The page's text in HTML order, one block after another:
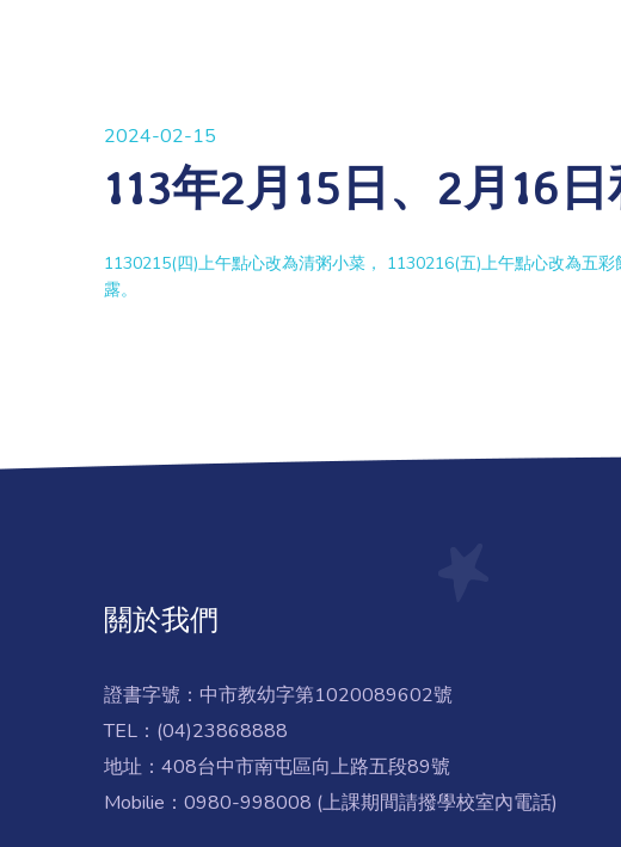
2024-02-15
113年2月15日、2月16
1130215(四)上午點心改為清粥小菜， 1130216(五)上午點心改為五
露。
關於我們
證書字號：中市教幼字第1020089602號
TEL：(04)23868888
地址：408台中市南屯區向上路五段89號
Mobilie：0980-998008 (上課期間請撥學校室內電話)